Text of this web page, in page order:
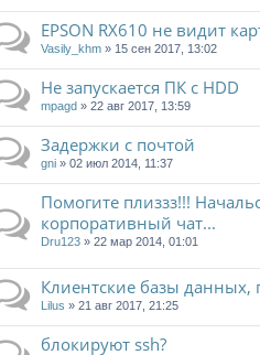
EPSON RX610 не видит
Vasily_khm » 15 сен 2017, 13:02
Не запускается ПК с HDD
mpagd » 22 авг 2017, 13:59
Задержки с почтой
gni » 02 июл 2014, 11:37
Помогите плиззз!!!
корпоративный чат...
Dru123 » 22 мар 2014, 01:01
Клиентские базы данных,
Lilus » 21 авг 2017, 21:25
блокируют ssh?